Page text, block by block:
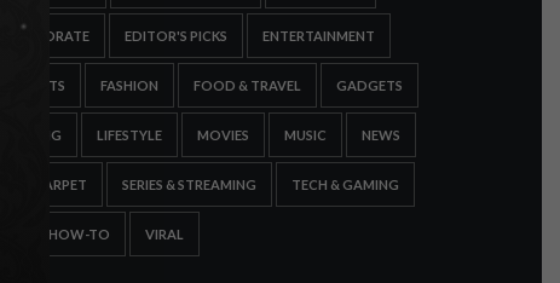
CORPORATE EDITOR'S PICKS ENTERTAINMENT
ESPORTS FASHION FOOD & TRAVEL GADGETS
GAMING LIFESTYLE MOVIES MUSIC NEWS
RED CARPET SERIES & STREAMING TECH & GAMING
TIPS & HOW-TO VIRAL